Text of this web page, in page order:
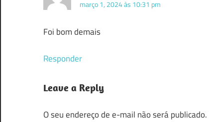
março 1, 2024 às 10:31 pm
Foi bom demais
Responder
Leave a Reply
O seu endereço de e-mail não será publicado.